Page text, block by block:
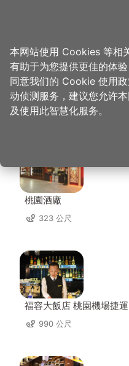
首页 > 想去的地方 > 住宿 > 宝
宝浤总裁
桃園酒廠
323 公尺
福容大飯店 桃園機場捷
990 公尺
本网站使用 Cookies 等相
有助于为您提供更佳的体
同意我们的 Cookie 使用
动侦测服务，建议您允许
及使用此智慧化服务。